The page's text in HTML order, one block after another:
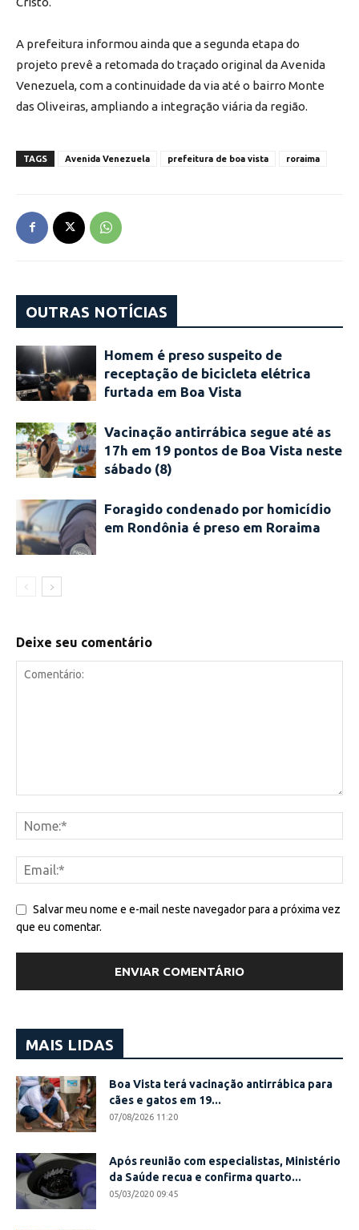
A prefeitura informou ainda que a segunda etapa do
projeto prevê a retomada do traçado original da Avenida
Venezuela, com a continuidade da via até o bairro Monte
das Oliveiras, ampliando a integração viária da região.
TAGS Avenida Venezuela prefeitura de boa vista roraima
OUTRAS NOTÍCIAS
Homem é preso suspeito de
receptação de bicicleta elétrica
furtada em Boa Vista
Vacinação antirrábica segue até as
17h em 19 pontos de Boa Vista neste
sábado (8)
Foragido condenado por homicídio
em Rondônia é preso em Roraima
Deixe seu comentário
Salvar meu nome e e-mail neste navegador para a próxima vez
que eu comentar.
MAIS LIDAS
Boa Vista terá vacinação antirrábica para
cães e gatos em 19...
07/08/2026 11:20
Após reunião com especialistas, Ministério
da Saúde recua e confirma quarto...
05/03/2020 09:45